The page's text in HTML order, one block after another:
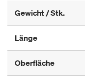
Gewicht / Stk.
Länge
Oberfläche